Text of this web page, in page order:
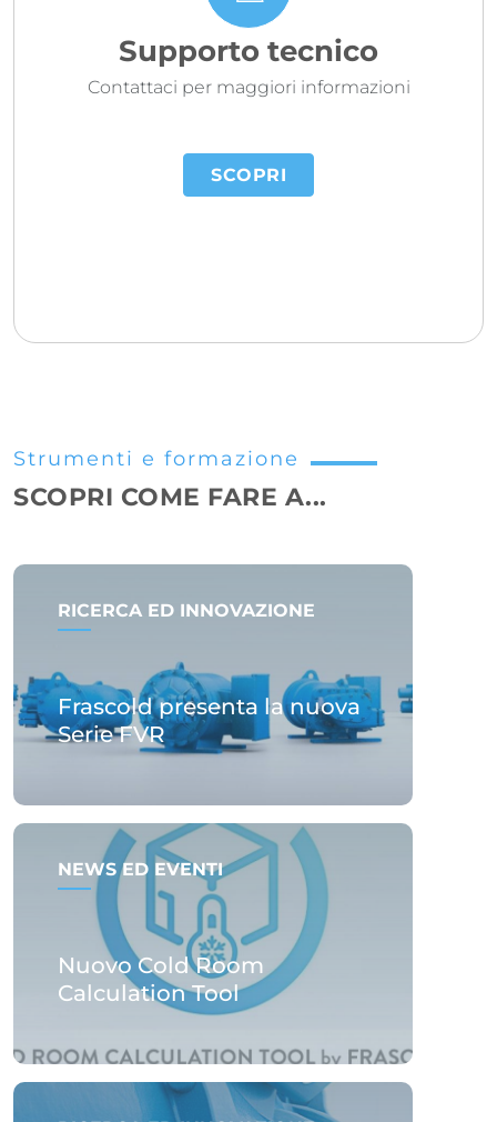
Supporto tecnico
Contattaci per maggiori informazioni
SCOPRI
Strumenti e formazione
SCOPRI COME FARE A...
RICERCA ED INNOVAZIONE
Frascold presenta la nuova
Serie FVR
NEWS ED EVENTI
Nuovo Cold Room
Calculation Tool